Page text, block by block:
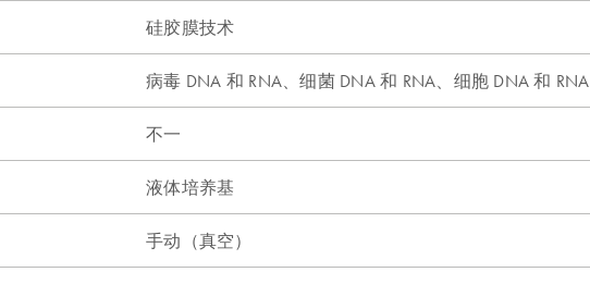
硅胶膜技术
病毒 DNA 和 RNA、细菌 DNA 和 RNA、细胞 DNA 和 RNA
不一
液体培养基
手动（真空）